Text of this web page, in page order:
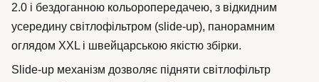
2.0 і бездоганною кольоропередачею, з відкидним
усередину світлофільтром (slide-up), панорамним
оглядом XXL і швейцарською якістю збірки.
Slide-up механізм дозволяє підняти світлофільтр